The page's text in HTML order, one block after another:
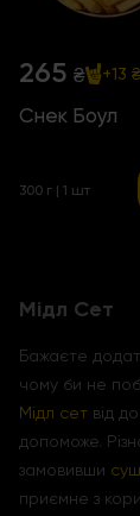
265 ₴ +13 ₴
Снек Боул
300 г | 1 шт
Мідл Сет
Бажаєте
чому би не
Мідл сет від
допоможе.
замовивши
приємне з